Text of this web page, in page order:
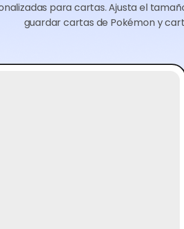
para cartas. Ajusta el
guardar cartas de Pokémon y